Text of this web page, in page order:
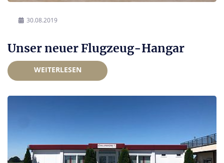
30.08.2019
Unser neuer Flugzeug-Hangar
WEITERLESEN